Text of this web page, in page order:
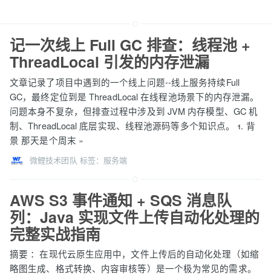
记一次线上 Full GC 排查：线程池 +
ThreadLocal 引发的内存泄漏
文章记录了项目中遇到的一个线上问题--线上服务持续Full
GC，最终定位到是 ThreadLocal 在线程池场景下的内存泄漏。
问题本身不复杂，但排查过程中涉及到 JVM 内存模型、GC 机
制、ThreadLocal 底层实现、线程池源码等多个知识点。 1. 背
景 那天是个周末 »
微鲤技术团队 标签： 服务端
AWS S3 事件通知 + SQS 消息队
列：Java 实现文件上传自动化处理的
完整实战指南
摘要 ：在现代云原生应用中，文件上传后的自动化处理（如缩
略图生成、格式转换、内容审核等）是一个极为常见的需求。